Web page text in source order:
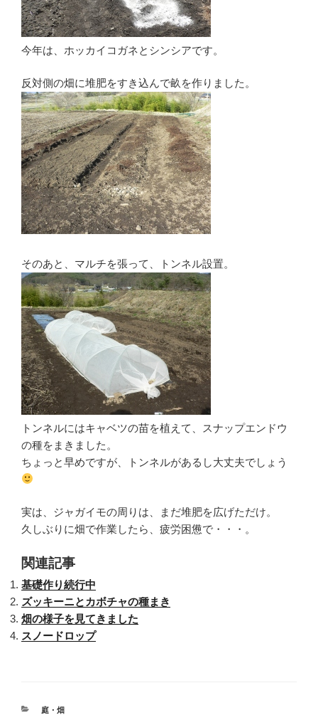
今年は、ホッカイコガネとシンシアです。
反対側の畑に堆肥をすき込んで畝を作りました。
そのあと、マルチを張って、トンネル設置。
トンネルにはキャベツの苗を植えて、スナップエンドウ
の種をまきました。
ちょっと早めですが、トンネルがあるし大丈夫でしょう
実は、ジャガイモの周りは、まだ堆肥を広げただけ。
久しぶりに畑で作業したら、疲労困憊で・・・。
関連記事
基礎作り続行中
ズッキーニとカボチャの種まき
畑の様子を見てきました
スノードロップ
カ
庭・畑